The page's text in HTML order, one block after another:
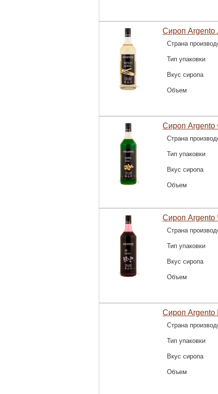
Сироп Argento
Страна
Тип упаковки
Вкус сиропа
Объем
Сироп Argento
Страна
Тип упаковки
Вкус сиропа
Объем
Сироп Argento
Страна
Тип упаковки
Вкус сиропа
Объем
Сироп Argento
Страна
Тип упаковки
Вкус сиропа
Объем